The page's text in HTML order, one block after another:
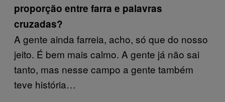
proporção entre farra e palavras
cruzadas?
A gente ainda farreia, acho, só que do nosso
jeito. É bem mais calmo. A gente já não sai
tanto, mas nesse campo a gente também
teve história…